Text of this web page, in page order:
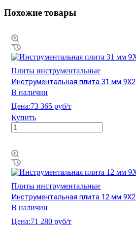
Похожие товары
Плиты инструментальные
Инструментальная плита 31 мм 9Х2
В наличии
Цена:73 365 руб/т
Купить
Плиты инструментальные
Инструментальная плита 12 мм 9Х2
В наличии
Цена:71 280 руб/т